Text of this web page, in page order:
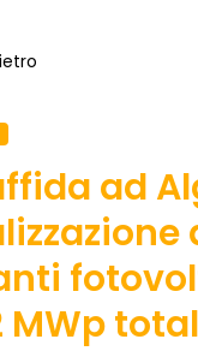
ad
MWp